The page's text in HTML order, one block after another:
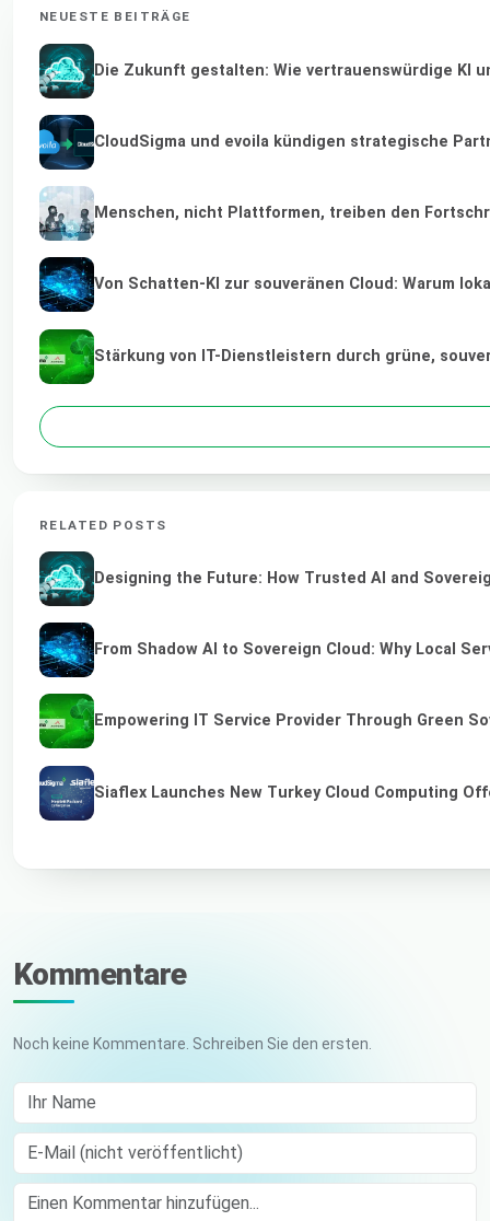
NEUESTE BEITRÄGE
Die Zukunft gestalten: Wie vertrauenswürdige KI
CloudSigma und evoila kündigen strategische
Menschen, nicht Plattformen, treiben den
Von Schatten-KI zur souveränen Cloud: Warum
Stärkung von IT-Dienstleistern durch grüne,
RELATED POSTS
Designing the Future: How Trusted AI and
From Shadow AI to Sovereign Cloud: Why Local
Empowering IT Service Provider Through Green
Siaflex Launches New Turkey Cloud Computing
Kommentare
Noch keine Kommentare. Schreiben Sie den ersten.
Ihr Name
E-Mail (nicht veröffentlicht)
Comment